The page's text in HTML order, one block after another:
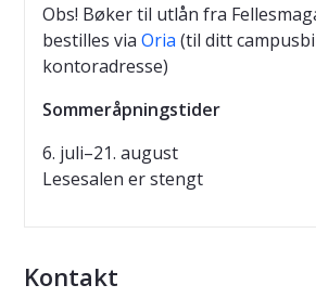
Obs! Bøker til utlån fra
bestilles via Oria (til ditt
kontoradresse)
Sommeråpningstider
6. juli–21. august
Lesesalen er stengt
Kontakt